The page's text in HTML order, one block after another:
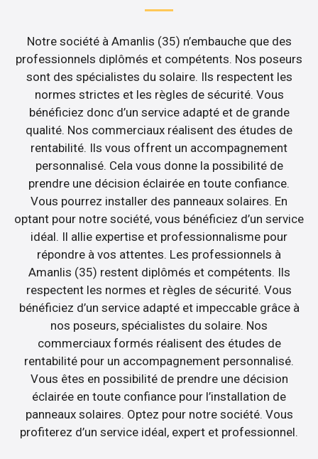
Notre société à Amanlis (35) n’embauche que des
professionnels diplômés et compétents. Nos poseurs
sont des spécialistes du solaire. Ils respectent les
normes strictes et les règles de sécurité. Vous
bénéficiez donc d’un service adapté et de grande
qualité. Nos commerciaux réalisent des études de
rentabilité. Ils vous offrent un accompagnement
personnalisé. Cela vous donne la possibilité de
prendre une décision éclairée en toute confiance.
Vous pourrez installer des panneaux solaires. En
optant pour notre société, vous bénéficiez d’un service
idéal. Il allie expertise et professionnalisme pour
répondre à vos attentes. Les professionnels à
Amanlis (35) restent diplômés et compétents. Ils
respectent les normes et règles de sécurité. Vous
bénéficiez d’un service adapté et impeccable grâce à
nos poseurs, spécialistes du solaire. Nos
commerciaux formés réalisent des études de
rentabilité pour un accompagnement personnalisé.
Vous êtes en possibilité de prendre une décision
éclairée en toute confiance pour l’installation de
panneaux solaires. Optez pour notre société. Vous
profiterez d’un service idéal, expert et professionnel.